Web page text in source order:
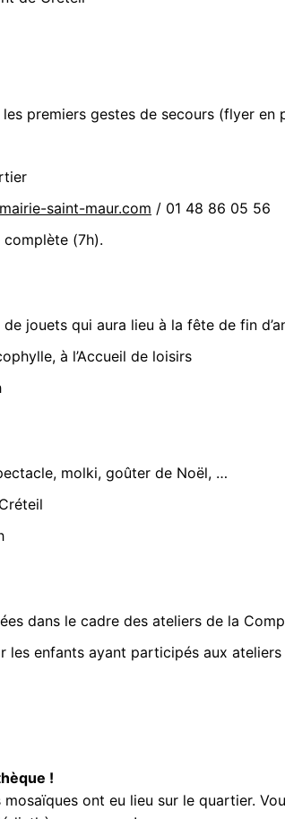
premiers gestes de secours (flyer en
saint-maur.com / 01 48 86 05 56
complète (7h).
jouets qui aura lieu à la fête de fin
à l’Accueil de loisirs
molki, goûter de Noël, …
dans le cadre des ateliers de la
les enfants ayant participés aux ateliers
!
ont eu lieu sur le quartier.